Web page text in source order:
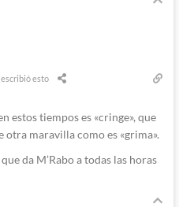
escribió esto
estos tiempos es «cringe», que
otra maravilla como es «grima».
da M’Rabo a todas las horas